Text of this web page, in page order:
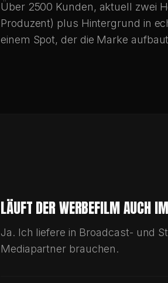
Über 2500 Kunden, aktuell zwei
Produzent) plus Hintergrund in
einem Spot, der die Marke
LÄUFT DER WERBEFILM AUCH
Ja. Ich liefere in Broadcast- und
Mediapartner brauchen.